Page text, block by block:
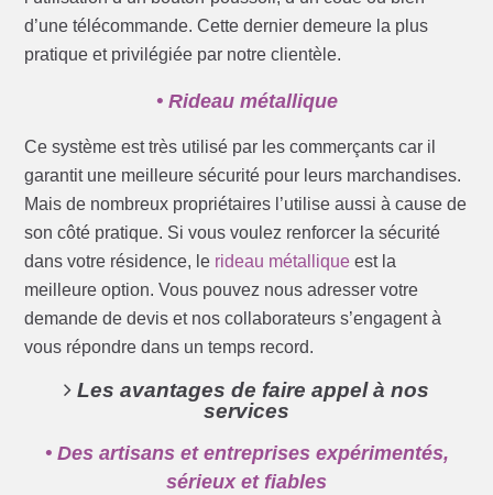
d’une télécommande. Cette dernier demeure la plus
pratique et privilégiée par notre clientèle.
• Rideau métallique
Ce système est très utilisé par les commerçants car il
garantit une meilleure sécurité pour leurs marchandises.
Mais de nombreux propriétaires l’utilise aussi à cause de
son côté pratique. Si vous voulez renforcer la sécurité
dans votre résidence, le rideau métallique est la
meilleure option. Vous pouvez nous adresser votre
demande de devis et nos collaborateurs s’engagent à
vous répondre dans un temps record.
Les avantages de faire appel à nos
services
• Des artisans et entreprises expérimentés,
sérieux et fiables